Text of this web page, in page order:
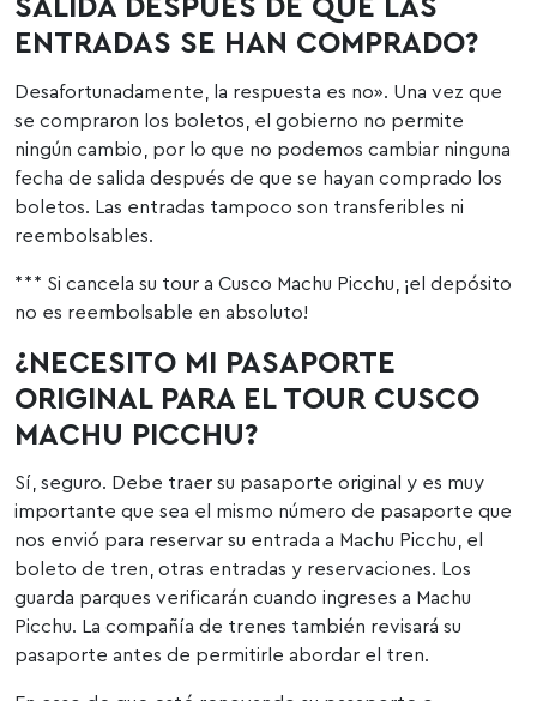
SALIDA DESPUÉS DE QUE LAS
ENTRADAS SE HAN COMPRADO?
Desafortunadamente, la respuesta es no». Una vez que
se compraron los boletos, el gobierno no permite
ningún cambio, por lo que no podemos cambiar ninguna
fecha de salida después de que se hayan comprado los
boletos. Las entradas tampoco son transferibles ni
reembolsables.
*** Si cancela su tour a Cusco Machu Picchu, ¡el depósito
no es reembolsable en absoluto!
¿NECESITO MI PASAPORTE
ORIGINAL PARA EL TOUR CUSCO
MACHU PICCHU?
Sí, seguro. Debe traer su pasaporte original y es muy
importante que sea el mismo número de pasaporte que
nos envió para reservar su entrada a Machu Picchu, el
boleto de tren, otras entradas y reservaciones. Los
guarda parques verificarán cuando ingreses a Machu
Picchu. La compañía de trenes también revisará su
pasaporte antes de permitirle abordar el tren.